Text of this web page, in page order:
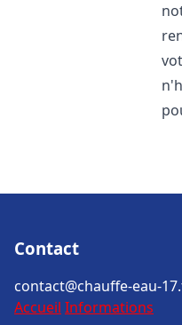
Contact
contact@chauffe-eau-
Accueil Informations